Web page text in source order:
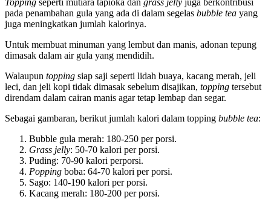
Topping seperti mutiara tapioka dan grass jelly juga berkontribusi
pada penambahan gula yang ada di dalam segelas bubble tea yang
juga meningkatkan jumlah kalorinya.
Untuk membuat minuman yang lembut dan manis, adonan tepung
dimasak dalam air gula yang mendidih.
Walaupun topping siap saji seperti lidah buaya, kacang merah, jeli
leci, dan jeli kopi tidak dimasak sebelum disajikan, topping tersebut
direndam dalam cairan manis agar tetap lembap dan segar.
Sebagai gambaran, berikut jumlah kalori dalam topping bubble tea:
Bubble gula merah: 180-250 per porsi.
Grass jelly: 50-70 kalori per porsi.
Puding: 70-90 kalori perporsi.
Popping boba: 64-70 kalori per porsi.
Sago: 140-190 kalori per porsi.
Kacang merah: 180-200 per porsi.